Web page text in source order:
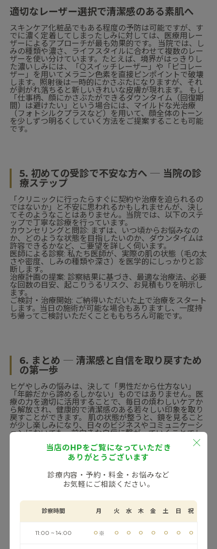
適切なレーザー選択で清潔感のある素肌へ
スキンケア化粧品でもある程度の予防は可能ですが、す
でに濃く定着してしまったしみに対しては、医療用レー
ザーによるアプローチが最も効果的です。 当院では、し
みの種類や濃さ、ライフスタイルに合わせて複数のレー
ザーを使い分けています。たとえば、境界がはっきりし
た濃いしみには、「Qスイッチレーザー」や「ピコレー
ザー」を用いてメラニン色素を直接ピンポイントで破壊
します。照射後は一時的にかさぶたになりますが、それ
が剥がれ落ちると新しいきれいな皮膚が現れます。 もし
「仕事柄、顔にかさぶたができるダウンタイム（回復期
間）は避けたい」という場合には、マイルドな光治療
（フォトシルクプラスなど）を用いて、顔全体のトーン
を少しずつ明るくしていく方法をご提案することも可能
です。
5. 初めての受診で不安な方へ ─ 当院の診
療ステップ
「クリニックに行ったらすぐに契約や治療を迫られるの
ではないか」と不安に思われるかもしれませんが、決し
てそのようなことはありません。当院では、以下のステ
ップで丁寧な診療を行っています。
カウンセリングと問診: まずは、いつ頃からお悩みなの
か、どのような状態を目指したいのか、ダウンタイムは
許容できるかなど、ご要望を詳しく伺います。
医師による診察: 私たち医師が、実際の肌の状態（毛の太
さや密度、しみの種類や深さ）を医学的にしっかりと診
断します。
治療計画の提案: 診察結果に基づき、最適な治療法、必要
な回数の目安、起こりうるリスク、お見積もりを明示し
ます。
ご検討・治療開始: ご納得いただいた上で治療をスタート
します。当日の施術が可能な場合もありますし、一度持
ち帰ってご検討いただくことももちろん可能です。
6. まとめ ─ 清潔感と自信を取り戻すため
の第一歩
ヒゲやしみの悩みは、決して「男性だから仕方ない」
「年齢だから諦めるしかない」ものではありません。医
療の力を適切に活用することで、毎日の煩わしいケアか
ら解放され、健康的で清潔感のある若々しい印象を取り
戻すことができます。 肌の状態が整うと、鏡を見ること
が少し楽しみになり、日々のビジネスやコミュニケーシ
ョンにおいても、前向きな自信に繋がっていくことでし
ょう。 当院は大阪・梅田のヒルトンプラザウエスト内に
あり、各線からのアクセスも良好です。お仕事帰りや休
日の空き時間を利用して、お気軽にお立ち寄りいただけ
ます。 「自分のしみはレーザーで取れるのか」「ヒゲ脱
毛の痛みがどの程度か話だけでも聞いてみたい」といっ
たご相談だけでも大歓迎です。 梅田でヒゲ脱毛やしみ治
療についてのご相談なら、シロノJクリニックへお任せく
の悩みに誠心誠意寄り添い、サポートいたします。
最後までお読みいただきありがとうございます。
当店のHPをご覧になっていただき
ありがとうございます
診療内容・予約・料金・お悩みなど
お気軽にご相談ください。
診察時間 月 火 水 木 金 土 日 祝
11:00 ~ 14:00 ⚪︎ ※ ⚪︎ ⚪︎ ⚪︎ ⚪︎ ⚪︎ ⚪︎ ⚪︎